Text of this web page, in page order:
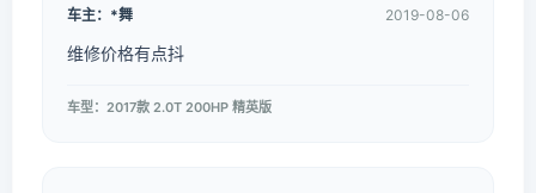
车主：*舞 2019-08-06
维修价格有点抖
车型：2017款 2.0T 200HP 精英版